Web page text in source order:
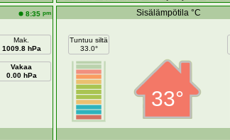
8:35 pm
Mak.
1009.8 hPa
Vakaa
0.00 hPa
Sisälämpötila °C
Tuntuu siltä
33.0°
33°